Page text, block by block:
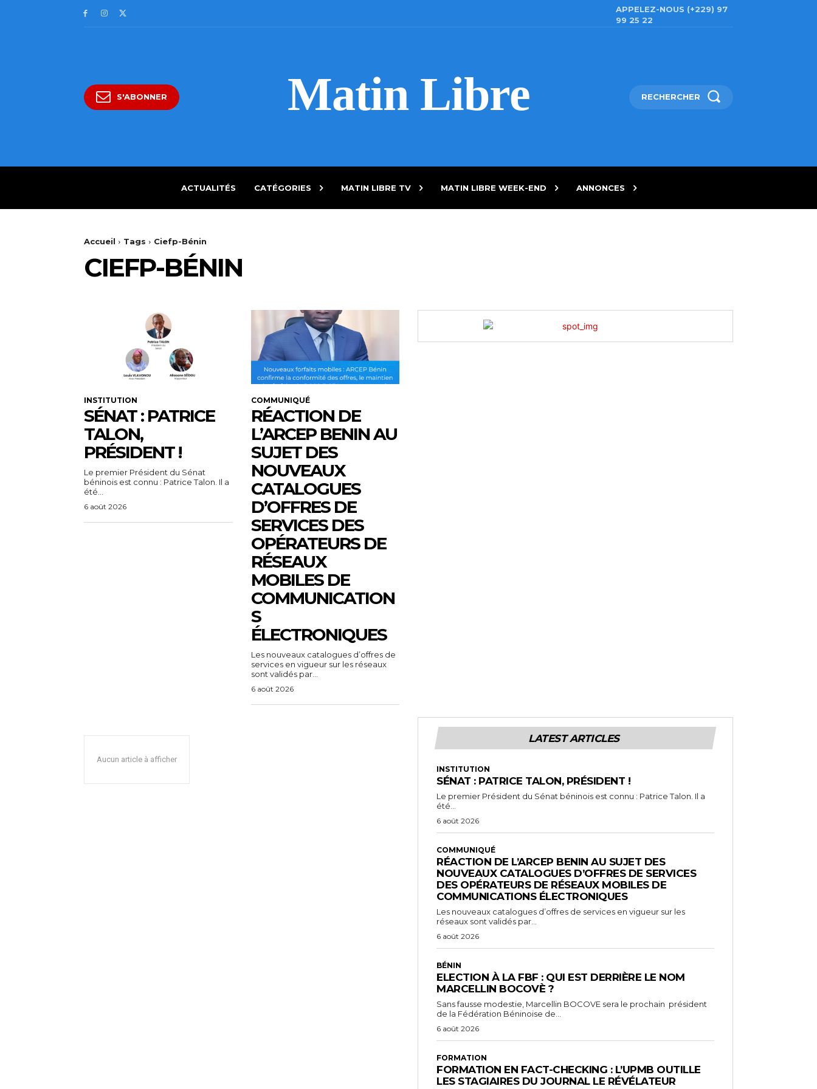
APPELEZ-NOUS (+229) 97
99 25 22
S'ABONNER Matin Libre RECHERCHER
ACTUALITÉS CATÉGORIES MATIN LIBRE TV MATIN LIBRE WEEK-END ANNONCES
Accueil Tags Ciefp-Bénin
CIEFP-BÉNIN
INSTITUTION
SÉNAT : PATRICE
TALON,
PRÉSIDENT !
Le premier Président du Sénat
béninois est connu : Patrice Talon. Il a
été...
6 août 2026
COMMUNIQUÉ
RÉACTION DE
L’ARCEP BENIN AU
SUJET DES
NOUVEAUX
CATALOGUES
D’OFFRES DE
SERVICES DES
OPÉRATEURS DE
RÉSEAUX
MOBILES DE
COMMUNICATION
S
ÉLECTRONIQUES
Les nouveaux catalogues d’offres de
services en vigueur sur les réseaux
sont validés par...
6 août 2026
Aucun article à afficher
LATEST ARTICLES
INSTITUTION
SÉNAT : PATRICE TALON, PRÉSIDENT !
Le premier Président du Sénat béninois est connu : Patrice Talon. Il a
été...
6 août 2026
COMMUNIQUÉ
RÉACTION DE L’ARCEP BENIN AU SUJET DES
NOUVEAUX CATALOGUES D’OFFRES DE SERVICES
DES OPÉRATEURS DE RÉSEAUX MOBILES DE
COMMUNICATIONS ÉLECTRONIQUES
Les nouveaux catalogues d’offres de services en vigueur sur les
réseaux sont validés par...
6 août 2026
BÉNIN
ELECTION À LA FBF : QUI EST DERRIÈRE LE NOM
MARCELLIN BOCOVÈ ?
Sans fausse modestie, Marcellin BOCOVE sera le prochain président
de la Fédération Béninoise de...
6 août 2026
FORMATION
FORMATION EN FACT-CHECKING : L’UPMB OUTILLE
LES STAGIAIRES DU JOURNAL LE RÉVÉLATEUR